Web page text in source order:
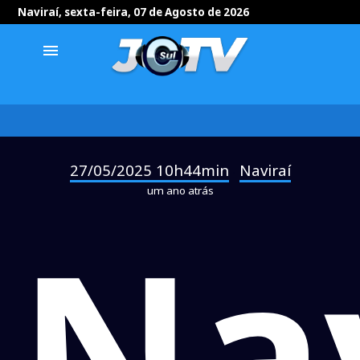
Naviraí, sexta-feira, 07 de Agosto de 2026
menu
27/05/2025 10h44min Naviraí
um ano atrás